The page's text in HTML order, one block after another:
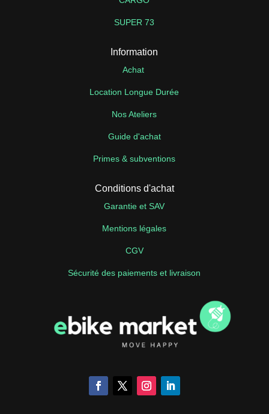
SUPER 73
Information
Achat
Location Longue Durée
Nos Ateliers
Guide d'achat
Primes & subventions
Conditions d'achat
Garantie et SAV
Mentions légales
CGV
Sécurité des paiements et livraison